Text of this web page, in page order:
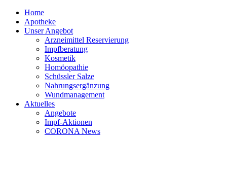
Home
Apotheke
Unser Angebot
Arzneimittel Reservierung
Impfberatung
Kosmetik
Homöopathie
Schüssler Salze
Nahrungsergänzung
Wundmanagement
Aktuelles
Angebote
Impf-Aktionen
CORONA News